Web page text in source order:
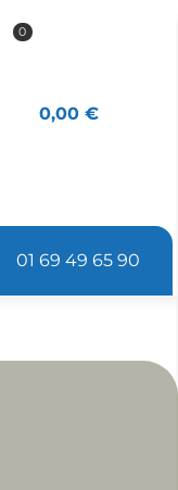
0
0,00 €
01 69 49 65 90